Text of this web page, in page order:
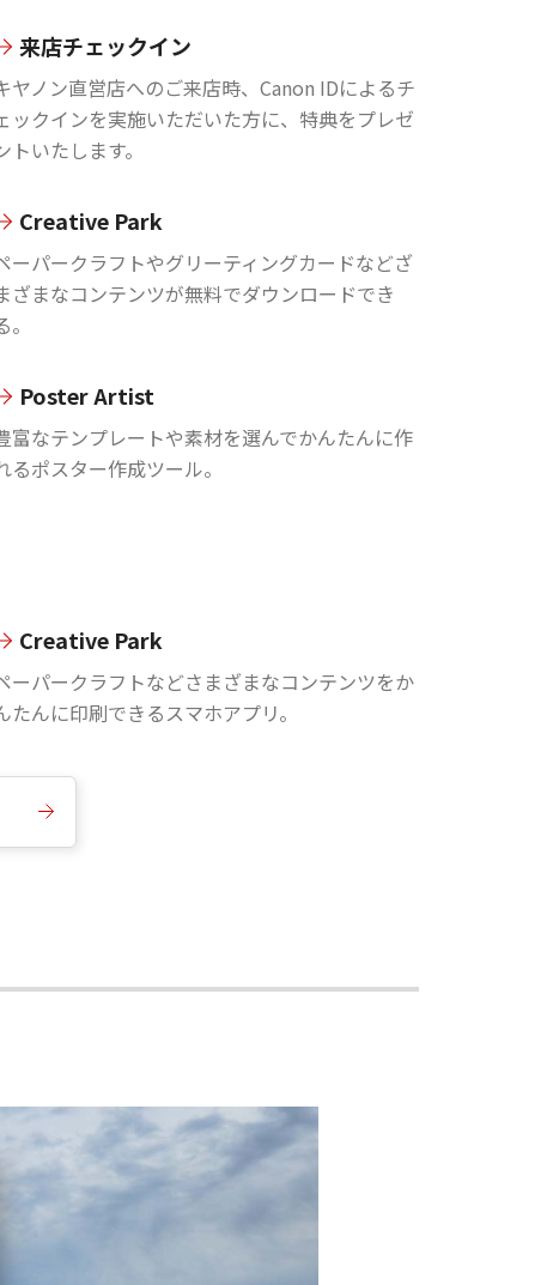
来店チェックイン
ヤノン直営店へのご来店時、Canon IDによるチ
ックインを実施いただいた方に、特典をプレゼ
トいたします。
Creative Park
ーパークラフトやグリーティングカードなどざ
ざまなコンテンツが無料でダウンロードでき
。
Poster Artist
富なテンプレートや素材を選んでかんたんに作
るポスター作成ツール。
Creative Park
ーパークラフトなどさまざまなコンテンツをか
たんに印刷できるスマホアプリ。